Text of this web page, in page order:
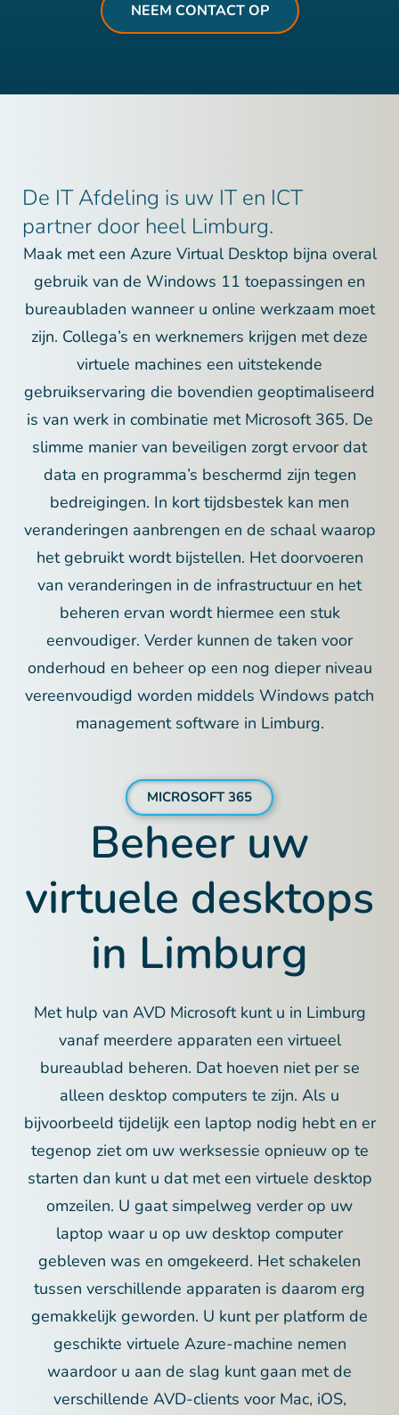
NEEM CONTACT OP
De IT Afdeling is uw IT en ICT
partner door heel Limburg.
Maak met een Azure Virtual Desktop bijna overal
gebruik van de Windows 11 toepassingen en
bureaubladen wanneer u online werkzaam moet
zijn. Collega’s en werknemers krijgen met deze
virtuele machines een uitstekende
gebruikservaring die bovendien geoptimaliseerd
is van werk in combinatie met Microsoft 365. De
slimme manier van beveiligen zorgt ervoor dat
data en programma’s beschermd zijn tegen
bedreigingen. In kort tijdsbestek kan men
veranderingen aanbrengen en de schaal waarop
het gebruikt wordt bijstellen. Het doorvoeren
van veranderingen in de infrastructuur en het
beheren ervan wordt hiermee een stuk
eenvoudiger. Verder kunnen de taken voor
onderhoud en beheer op een nog dieper niveau
vereenvoudigd worden middels Windows patch
management software in Limburg.
MICROSOFT 365
Beheer uw
virtuele desktops
in Limburg
Met hulp van AVD Microsoft kunt u in Limburg
vanaf meerdere apparaten een virtueel
bureaublad beheren. Dat hoeven niet per se
alleen desktop computers te zijn. Als u
bijvoorbeeld tijdelijk een laptop nodig hebt en er
tegenop ziet om uw werksessie opnieuw op te
starten dan kunt u dat met een virtuele desktop
omzeilen. U gaat simpelweg verder op uw
laptop waar u op uw desktop computer
gebleven was en omgekeerd. Het schakelen
tussen verschillende apparaten is daarom erg
gemakkelijk geworden. U kunt per platform de
geschikte virtuele Azure-machine nemen
waardoor u aan de slag kunt gaan met de
verschillende AVD-clients voor Mac, iOS,